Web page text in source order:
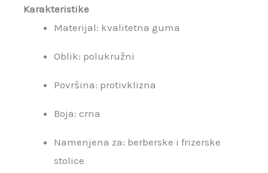
Karakteristike
Materijal: kvalitetna guma
Oblik: polukružni
Površina: protivklizna
Boja: crna
Namenjena za: berberske i frizerske
stolice